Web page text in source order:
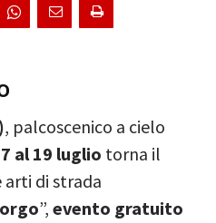
, palcoscenico a cielo
al 19 luglio torna il
di strada
”, evento gratuito